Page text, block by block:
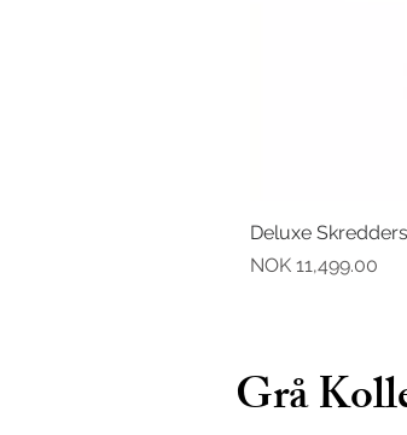
Deluxe
Pris
NOK 11,499.00
Grå